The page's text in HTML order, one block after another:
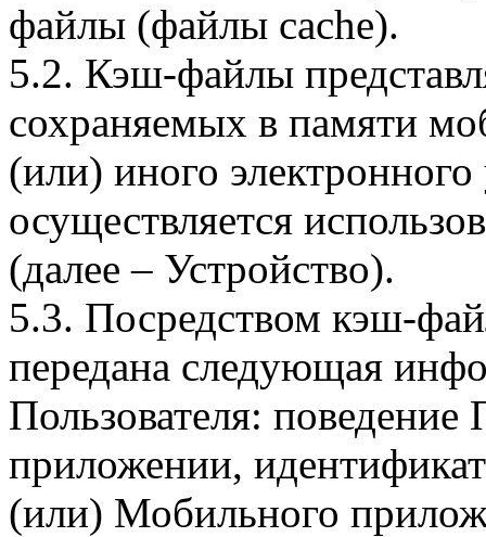
файлы (файлы cache).
5.2. Кэш-файлы
сохраняемых в памяти
(или) иного электронного
осуществляется
(далее – Устройство).
5.3. Посредством кэш-
передана следующая
Пользователя:
приложении,
(или) Мобильного